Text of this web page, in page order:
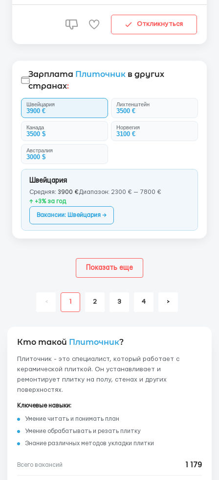
Откликнуться
Зарплата Плиточник в других
странах:
Швейцария
3900 €
Лихтенштейн
3500 €
Канада
3500 $
Норвегия
3100 €
Австралия
3000 $
Швейцария
Средняя: 3900 € Диапазон: 2300 € — 7800 €
↑ +3% за год
Вакансии: Швейцария →
< 1 2 3 4 >
Показать еще
Кто такой Плиточник?
Плиточник - это специалист, который работает с
керамической плиткой. Он устанавливает и
ремонтирует плитку на полу, стенах и других
поверхностях.
Ключевые навыки:
Умение читать и понимать план
Умение обрабатывать и резать плитку
Знание различных методов укладки плитки
Всего вакансий 1 179